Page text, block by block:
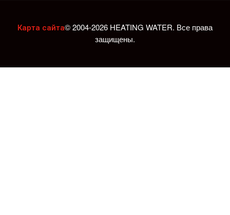
Карта сайта© 2004-2026 HEATING WATER. Все права
защищены.